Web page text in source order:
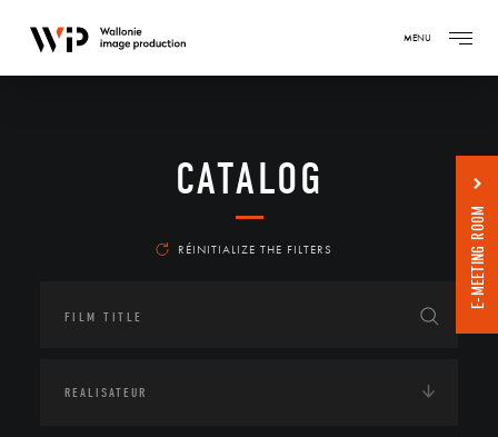
MENU
CATALOG
RÉINITIALIZE THE FILTERS E-MEETING ROOM